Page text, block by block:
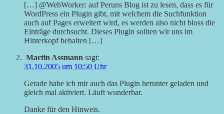
[…] @WebWorker: auf Peruns Blog ist zu lesen, dass es für
WordPress ein Plugin gibt, mit welchem die Suchfunktion
auch auf Pages erweitert wird, es werden also nicht bloss die
Einträge durchsucht. Dieses Plugin sollten wir uns im
Hinterkopf behalten […]
Martin Assmann sagt:
31.10.2005 um 10:50 Uhr
Gerade habe ich mir auch das Plugin herunter geladen und
gleich mal aktiviert. Läuft wunderbar.
Danke für den Hinweis.